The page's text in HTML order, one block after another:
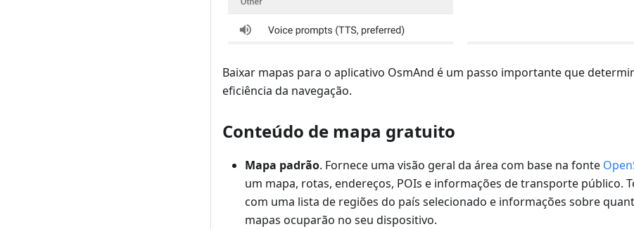
Baixar mapas para o aplicativo OsmAnd é um passo importante que
eficiência da navegação.
Conteúdo de mapa gratuito
Mapa padrão. Fornece uma visão geral da área com base na fonte
um mapa, rotas, endereços, POIs e informações de transporte público.
com uma lista de regiões do país selecionado e informações sobre
mapas ocuparão no seu dispositivo.